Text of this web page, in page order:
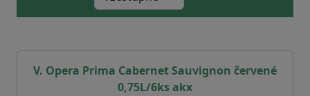
V. Opera Prima Cabernet Sauvignon červené
0,75L/6ks akx